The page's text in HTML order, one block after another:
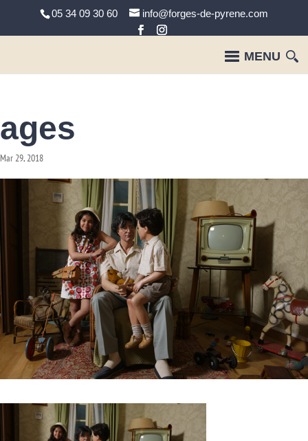
05 34 09 30 60 info@forges-de-pyrene.com
ages
Mar 29, 2018